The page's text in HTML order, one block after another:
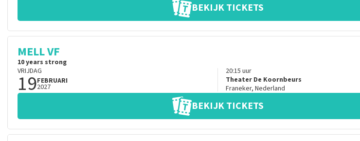
BEKIJK TICKETS
MELL VF
10 years strong
VRIJDAG
19FEBRUARI
2027
20:15 uur
Theater De Koornbeurs
Franeker, Nederland
BEKIJK TICKETS